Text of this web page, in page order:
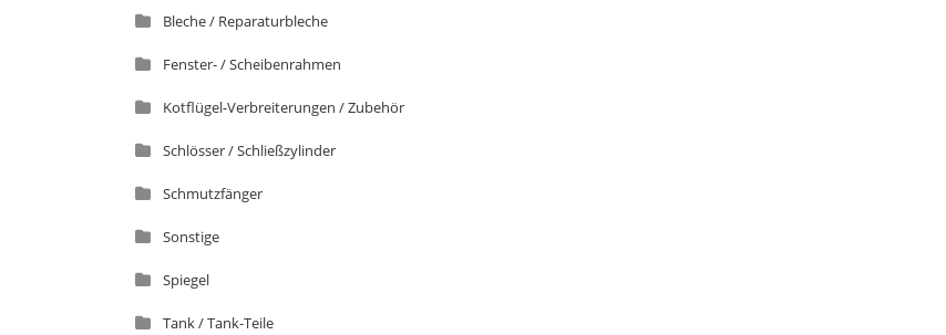
Bleche / Reparaturbleche
Fenster- / Scheibenrahmen
Kotflügel-Verbreiterungen / Zubehör
Schlösser / Schließzylinder
Schmutzfänger
Sonstige
Spiegel
Tank / Tank-Teile